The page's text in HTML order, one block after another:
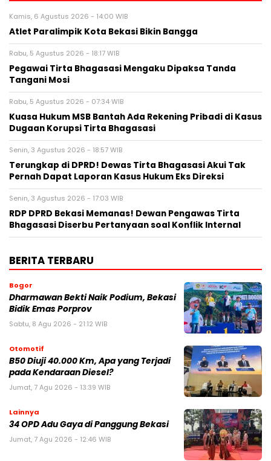
Kamis, 6 Agustus 2026 - 14:00 WIB
Atlet Paralimpik Kota Bekasi Bikin Bangga
Rabu, 5 Agustus 2026 - 18:17 WIB
Pegawai Tirta Bhagasasi Mengaku Dipaksa Tanda
Tangani Mosi
Rabu, 5 Agustus 2026 - 07:34 WIB
Kuasa Hukum MSB Bantah Ada Rekening Pribadi di Kasus
Dugaan Korupsi Tirta Bhagasasi
Senin, 3 Agustus 2026 - 18:57 WIB
Terungkap di DPRD! Dewas Tirta Bhagasasi Akui Tak
Pernah Dapat Laporan Kasus Hukum Eks Direksi
Senin, 3 Agustus 2026 - 17:03 WIB
RDP DPRD Bekasi Memanas! Dewan Pengawas Tirta
Bhagasasi Diserbu Pertanyaan soal Konflik Internal
BERITA TERBARU
Bogor
Dharmawan Bekti Naik Podium, Bekasi
Bidik Emas Porprov
Sabtu, 8 Agu 2026 - 21:12 WIB
Otomotif
B50 Diuji 40.000 Km, Apa yang Terjadi
pada Kendaraan Diesel?
Jumat, 7 Agu 2026 - 13:39 WIB
Lainnya
34 OPD Adu Gaya di Panggung Bekasi
Jumat, 7 Agu 2026 - 12:46 WIB